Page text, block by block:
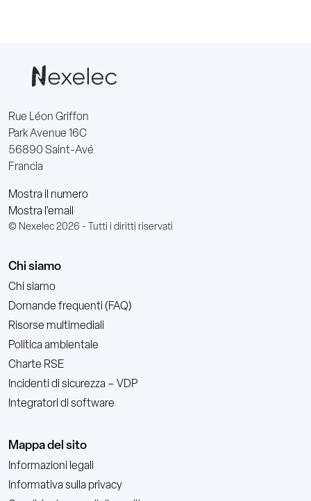
Rue Léon Griffon
Park Avenue 16C
56890 Saint-Avé
Francia
Mostra il numero
Mostra l'email
© Nexelec 2026 - Tutti i diritti riservati
Chi siamo
Chi siamo
Domande frequenti (FAQ)
Risorse multimediali
Politica ambientale
Charte RSE
Incidenti di sicurezza – VDP
Integratori di software
Mappa del sito
Informazioni legali
Informativa sulla privacy